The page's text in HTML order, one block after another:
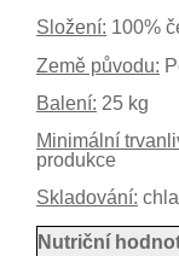
Složení: 100%
Země původu:
Balení: 25 kg
Minimální
produkce
Skladování:
Nutriční